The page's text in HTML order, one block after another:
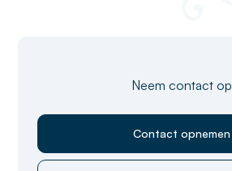
Neem contact op
Contact opnemen